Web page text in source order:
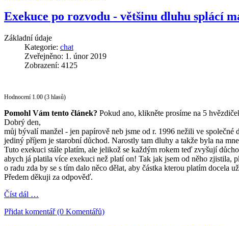
Exekuce po rozvodu - většinu dluhu splácí
Základní údaje
Kategorie: chat
Zveřejněno: 1. únor 2019
Zobrazení: 4125
Hodnocení 1.00 (3 hlasů)
Pomohl Vám tento článek? Pokud ano, klikněte prosíme na 5
Dobrý den,
můj bývalí manžel - jen papírově neb jsme od r. 1996 nežili ve
jediný příjem je starobní důchod. Narostly tam dluhy a takže byla na
Tuto exekuci stále platím, ale jelikož se každým rokem teď zvyšují
abych já platila více exekuci než platí on! Tak jak jsem od něho zjistila,
o radu zda by se s tím dalo něco dělat, aby částka kterou platím docela
Předem děkuji za odpověď.
Číst dál …
Přidat komentář (0 Komentářů)